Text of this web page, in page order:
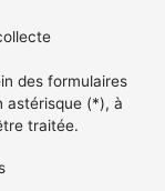
des formulaires
astérisque (*), à
traitée.